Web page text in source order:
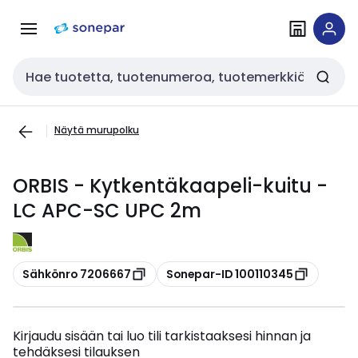
navigointiinsisältöön
Haku
Näytä murupolku
ORBIS - Kytkentäkaapeli-kuitu -
LC APC-SC UPC 2m
Kopioi
Sähkönro 7206667 Kopioi
Sonepar-ID 100110345
Kirjaudu sisään tai luo tili tarkistaaksesi hinnan ja
tehdäksesi tilauksen